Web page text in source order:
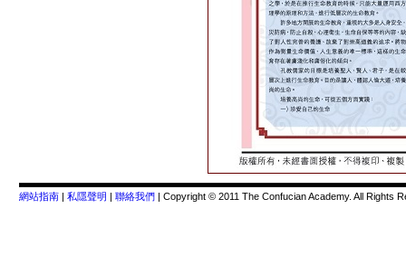
網站指南 | 私隱聲明 | 聯絡我們 | Copyright © 2011 The Confucian Academy. All Rights